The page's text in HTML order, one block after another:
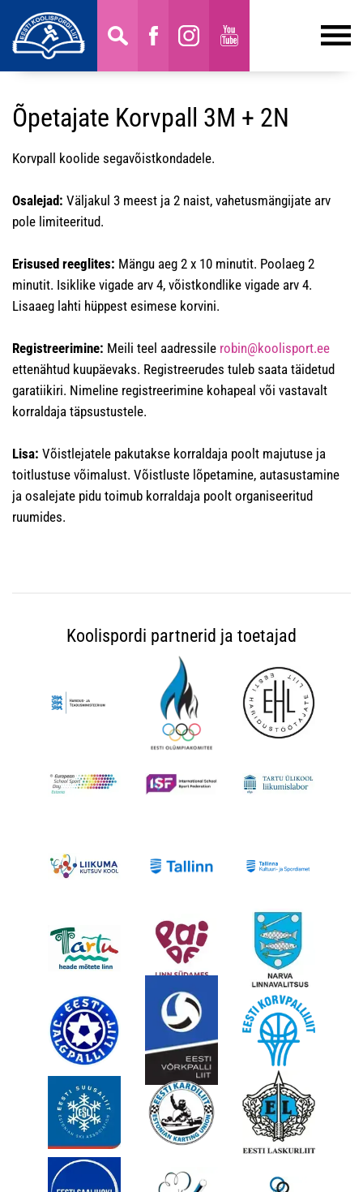
Õpetajate Korvpall 3M + 2N
Korvpall koolide segavõistkondadele.
Osalejad: Väljakul 3 meest ja 2 naist, vahetusmängijate arv
pole limiteeritud.
Erisused reeglites: Mängu aeg 2 x 10 minutit. Poolaeg 2
minutit. Isiklike vigade arv 4, võistkondlike vigade arv 4.
Lisaaeg lahti hüppest esimese korvini.
Registreerimine: Meili teel aadressile robin@koolisport.ee
ettenähtud kuupäevaks. Registreerudes tuleb saata täidetud
garatiikiri. Nimeline registreerimine kohapeal või vastavalt
korraldaja täpsustustele.
Lisa: Võistlejatele pakutakse korraldaja poolt majutuse ja
toitlustuse võimalust. Võistluste lõpetamine, autasustamine
ja osalejate pidu toimub korraldaja poolt organiseeritud
ruumides.
Koolispordi partnerid ja toetajad